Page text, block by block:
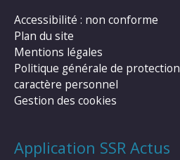
Accessibilité : non conforme
Plan du site
Mentions légales
Politique générale de
caractère personnel
Gestion des cookies
Application SSR Actus